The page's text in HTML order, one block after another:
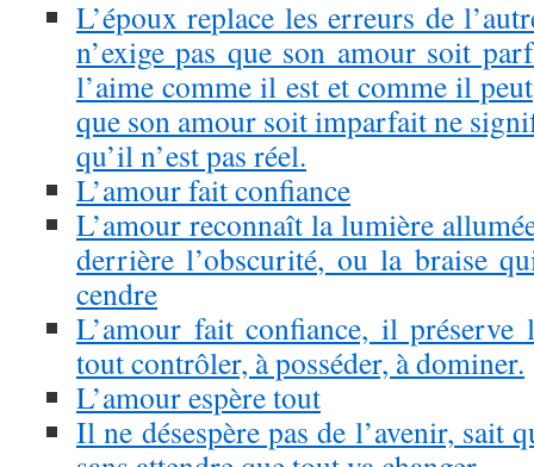
L’époux replace les erreurs de
n’exige pas que son amour soit
l’aime comme il est et comme il
que son amour soit imparfait ne
qu’il n’est pas réel.
L’amour fait confiance
L’amour reconnaît la lumière
derrière l’obscurité, ou la braise
cendre
L’amour fait confiance, il
tout contrôler, à posséder, à dominer.
L’amour espère tout
Il ne désespère pas de l’avenir, sait